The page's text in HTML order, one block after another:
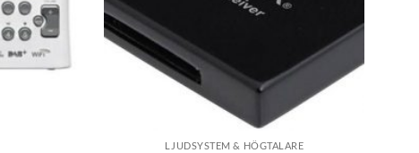
LJUDSYSTEM & HÖGTALARE